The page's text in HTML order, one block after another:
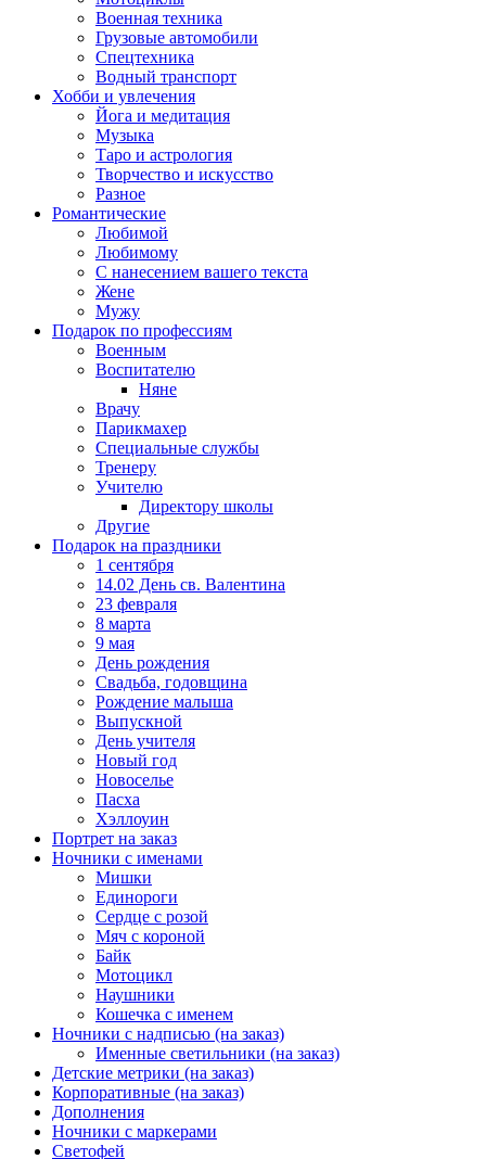
Военная техника
Грузовые автомобили
Спецтехника
Водный транспорт
Хобби и увлечения
Йога и медитация
Музыка
Таро и астрология
Творчество и искусство
Разное
Романтические
Любимой
Любимому
С нанесением вашего текста
Жене
Мужу
Подарок по профессиям
Военным
Воспитателю
Няне
Врачу
Парикмахер
Специальные службы
Тренеру
Учителю
Директору школы
Другие
Подарок на праздники
1 сентября
14.02 День св. Валентина
23 февраля
8 марта
9 мая
День рождения
Свадьба, годовщина
Рождение малыша
Выпускной
День учителя
Новый год
Новоселье
Пасха
Хэллоуин
Портрет на заказ
Ночники с именами
Мишки
Единороги
Сердце с розой
Мяч с короной
Байк
Мотоцикл
Наушники
Кошечка с именем
Ночники с надписью (на заказ)
Именные светильники (на заказ)
Детские метрики (на заказ)
Корпоративные (на заказ)
Дополнения
Ночники с маркерами
Светофей